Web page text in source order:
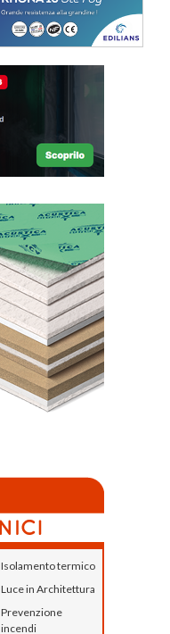
Isolamento termico
Luce in Architettura
Prevenzione
incendi